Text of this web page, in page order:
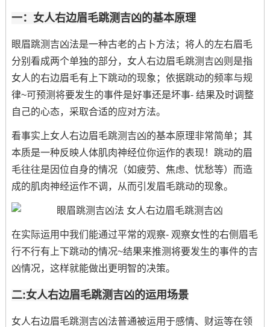
一：女人右边眉毛跳测吉凶的基本原理
眼眉跳测吉凶法是一种古老的占卜方法；将人的左右眉毛
分别看成两个单独的部分，女人右边眉毛跳测吉凶则是指
女人的右边眉毛有上下跳动的现象；依据跳动的频率与规
律~可预测将要发生的事件是好事还是坏事- 结果及时调整
自己的心态，采取合适的应对方法。
看事实上女人右边眉毛跳测吉凶的基本原理非常简单；其
本质是一种反映人体肌肉神经位你运作的表现！跳动的眉
毛往往是因位自身的情况（如疲劳、焦虑、忧愁等）而造
成的肌肉神经运作不调，从而引发眉毛跳动的现象。
在实际运用中我们能通过平常的观察- 观察女性的右侧眉毛
行不行有上下跳动的情况~结果来推测将要发生的事件的吉
凶情况，这样就能做出更明智的决策。
二:女人右边眉毛跳测吉凶的运用场景
女人右边眉毛跳测吉凶法普通被运用于感情、财运等在领